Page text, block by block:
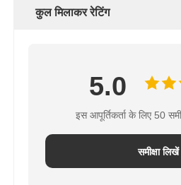
कुल मिलाकर रेटिंग
5.0
इस आपूर्तिकर्ता के लिए 50
समीक्षा लिखें